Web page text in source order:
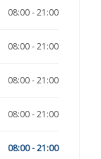
08:00 - 21:00
08:00 - 21:00
08:00 - 21:00
08:00 - 21:00
08:00 - 21:00